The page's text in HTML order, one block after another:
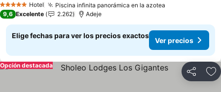
5 Estrellas Hotel Piscina infinita panorámica en la azotea
9,6 Excelente 2.262 Adeje
Elige fechas para ver los precios exactos
Ver precios
Compartir
Opción destacada